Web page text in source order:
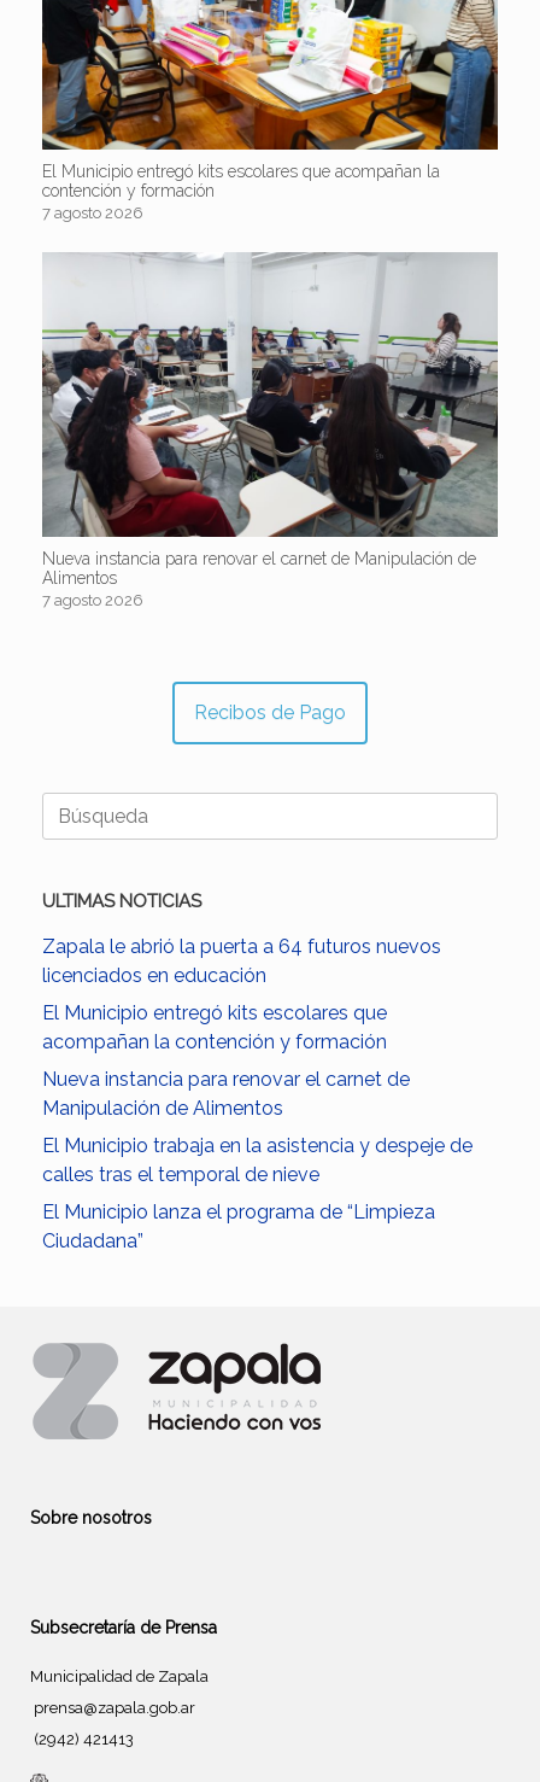
El Municipio entregó kits escolares que acompañan la
contención y formación
7 agosto 2026
Nueva instancia para renovar el carnet de Manipulación de
Alimentos
7 agosto 2026
Recibos de Pago
Buscar:
ULTIMAS NOTICIAS
Zapala le abrió la puerta a 64 futuros nuevos
licenciados en educación
El Municipio entregó kits escolares que
acompañan la contención y formación
Nueva instancia para renovar el carnet de
Manipulación de Alimentos
El Municipio trabaja en la asistencia y despeje de
calles tras el temporal de nieve
El Municipio lanza el programa de “Limpieza
Ciudadana”
Sobre nosotros
Subsecretaría de Prensa
Municipalidad de Zapala
prensa@zapala.gob.ar
(2942) 421413